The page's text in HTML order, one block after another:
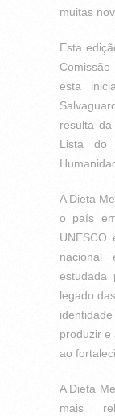
muitas
Esta
esta
resulta
Lista do
A Dieta
o país
UNESCO
nacional
estudada
legado
produzir e
ao
A Dieta
mais